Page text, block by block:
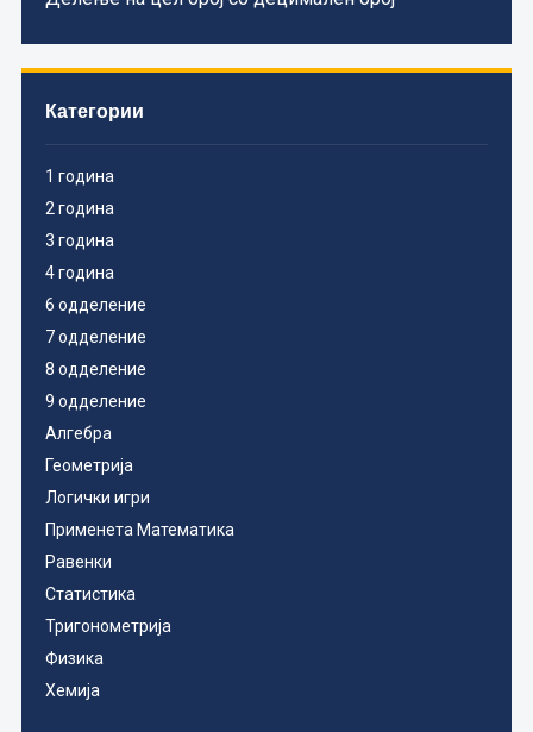
Категории
1 година
2 година
3 година
4 година
6 одделение
7 одделение
8 одделение
9 одделение
Алгебра
Геометрија
Логички игри
Применета Математика
Равенки
Статистика
Тригонометрија
Физика
Хемија